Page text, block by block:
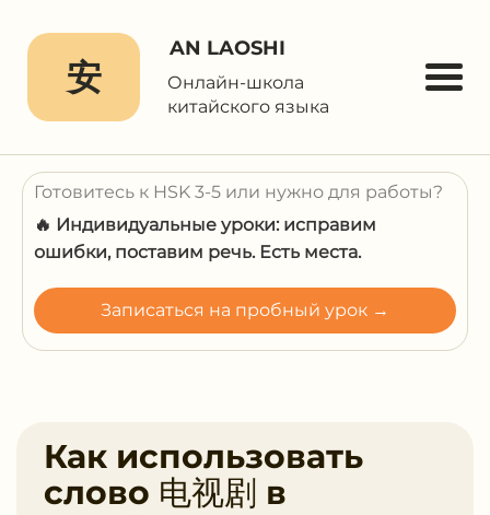
安
AN LAOSHI
Онлайн-школа
китайского языка
Готовитесь к HSK 3-5 или нужно для работы?
🔥 Индивидуальные уроки: исправим
ошибки, поставим речь. Есть места.
Записаться на пробный урок →
Как использовать
слово 电视剧 в